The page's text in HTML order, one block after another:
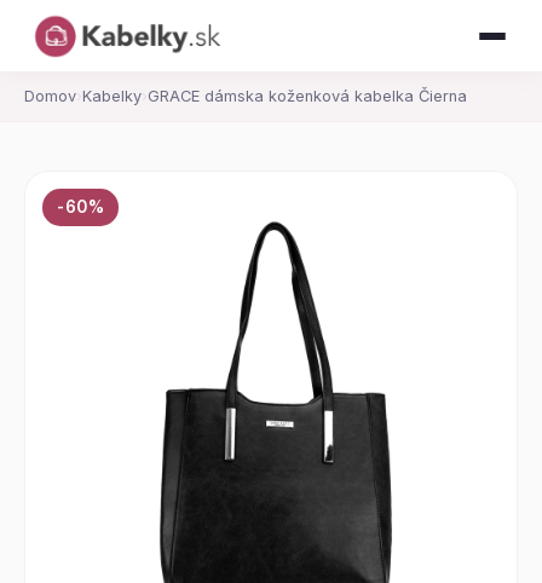
Domov› Kabelky› GRACE dámska koženková kabelka Čierna
-60%